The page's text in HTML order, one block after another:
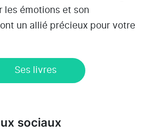
les émotions et son
un allié précieux pour votre
Ses livres
sociaux